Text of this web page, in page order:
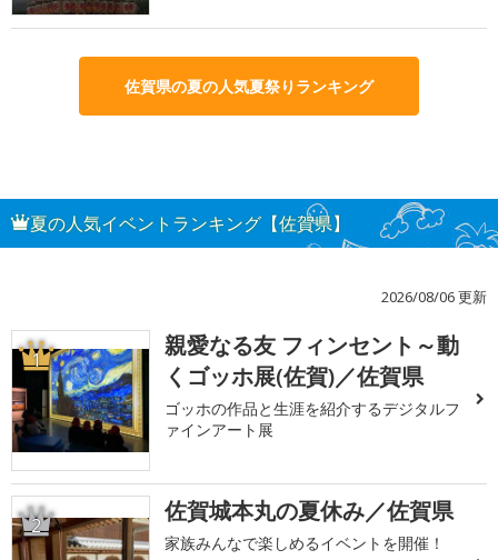
佐賀県の夏の人気夏祭りランキング
夏の人気イベントランキング【佐賀県】
2026/08/06 更新
1
親愛なる友 フィンセント～動
くゴッホ展(佐賀)／佐賀県
ゴッホの作品と生涯を紹介するデジタルフ
ァインアート展
2 佐賀城本丸の夏休み／佐賀県
家族みんなで楽しめるイベントを開催！